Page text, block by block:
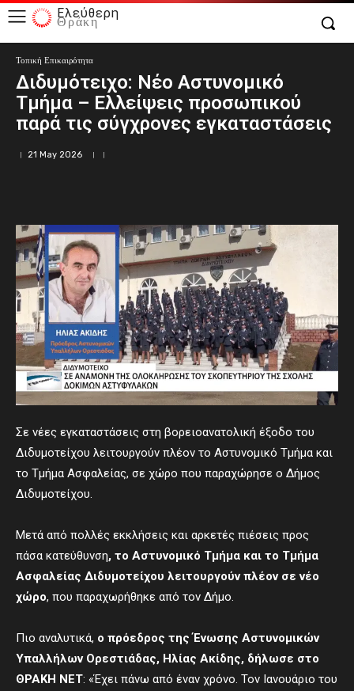
Ελεύθερη
Θράκη
Τοπική Επικαιρότητα
Διδυμότειχο: Νέο Αστυνομικό
Τμήμα – Ελλείψεις προσωπικού
παρά τις σύγχρονες εγκαταστάσεις
21 May 2026
Σε νέες εγκαταστάσεις στη βορειοανατολική έξοδο του
Διδυμοτείχου λειτουργούν πλέον το Αστυνομικό Τμήμα και
το Τμήμα Ασφαλείας, σε χώρο που παραχώρησε ο Δήμος
Διδυμοτείχου.
Μετά από πολλές εκκλήσεις και αρκετές πιέσεις προς
πάσα κατεύθυνση, το Αστυνομικό Τμήμα και το Τμήμα
Ασφαλείας Διδυμοτείχου λειτουργούν πλέον σε νέο
χώρο, που παραχωρήθηκε από τον Δήμο.
Πιο αναλυτικά, ο πρόεδρος της Ένωσης Αστυνομικών
Υπαλλήλων Ορεστιάδας, Ηλίας Ακίδης, δήλωσε στο
ΘΡΑΚΗ ΝΕΤ: «Έχει πάνω από έναν χρόνο. Τον Ιανουάριο του